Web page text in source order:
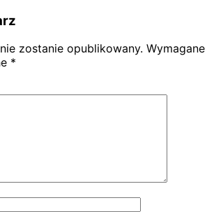
zostanie opublikowany. Wymagane
*